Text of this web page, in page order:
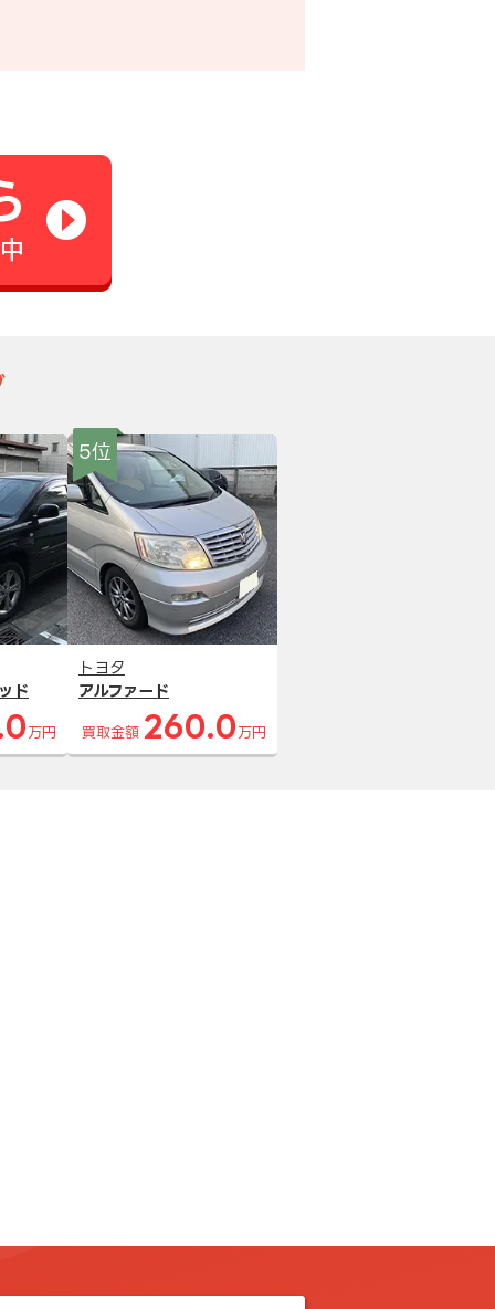
ド
万円
5位
トヨタ
アルファード
買取金額 260.0 万円